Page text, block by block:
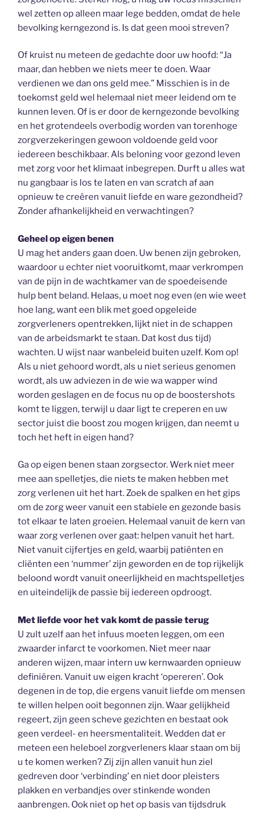
wel zetten op alleen maar lege bedden, omdat de hele
bevolking kerngezond is. Is dat geen mooi streven?
Of kruist nu meteen de gedachte door uw hoofd: “Ja
maar, dan hebben we niets meer te doen. Waar
verdienen we dan ons geld mee.” Misschien is in de
toekomst geld wel helemaal niet meer leidend om te
kunnen leven. Of is er door de kerngezonde bevolking
en het grotendeels overbodig worden van torenhoge
zorgverzekeringen gewoon voldoende geld voor
iedereen beschikbaar. Als beloning voor gezond leven
met zorg voor het klimaat inbegrepen. Durft u alles wat
nu gangbaar is los te laten en van scratch af aan
opnieuw te creëren vanuit liefde en ware gezondheid?
Zonder afhankelijkheid en verwachtingen?
Geheel op eigen benen
U mag het anders gaan doen. Uw benen zijn gebroken,
waardoor u echter niet vooruitkomt, maar verkrompen
van de pijn in de wachtkamer van de spoedeisende
hulp bent beland. Helaas, u moet nog even (en wie weet
hoe lang, want een blik met goed opgeleide
zorgverleners opentrekken, lijkt niet in de schappen
van de arbeidsmarkt te staan. Dat kost dus tijd)
wachten. U wijst naar wanbeleid buiten uzelf. Kom op!
Als u niet gehoord wordt, als u niet serieus genomen
wordt, als uw adviezen in de wie wa wapper wind
worden geslagen en de focus nu op de boostershots
komt te liggen, terwijl u daar ligt te creperen en uw
sector juist die boost zou mogen krijgen, dan neemt u
toch het heft in eigen hand?
Ga op eigen benen staan zorgsector. Werk niet meer
mee aan spelletjes, die niets te maken hebben met
zorg verlenen uit het hart. Zoek de spalken en het gips
om de zorg weer vanuit een stabiele en gezonde basis
tot elkaar te laten groeien. Helemaal vanuit de kern van
waar zorg verlenen over gaat: helpen vanuit het hart.
Niet vanuit cijfertjes en geld, waarbij patiënten en
cliënten een ‘nummer’ zijn geworden en de top rijkelijk
beloond wordt vanuit oneerlijkheid en machtspelletjes
en uiteindelijk de passie bij iedereen opdroogt.
Met liefde voor het vak komt de passie terug
U zult uzelf aan het infuus moeten leggen, om een
zwaarder infarct te voorkomen. Niet meer naar
anderen wijzen, maar intern uw kernwaarden opnieuw
definiëren. Vanuit uw eigen kracht ‘opereren’. Ook
degenen in de top, die ergens vanuit liefde om mensen
te willen helpen ooit begonnen zijn. Waar gelijkheid
regeert, zijn geen scheve gezichten en bestaat ook
geen verdeel- en heersmentaliteit. Wedden dat er
meteen een heleboel zorgverleners klaar staan om bij
u te komen werken? Zij zijn allen vanuit hun ziel
gedreven door ‘verbinding’ en niet door pleisters
plakken en verbandjes over stinkende wonden
aanbrengen. Ook niet op het op basis van tijdsdruk